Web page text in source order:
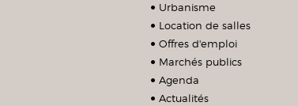
Urbanisme
Location de salles
Offres d'emploi
Marchés publics
Agenda
Actualités